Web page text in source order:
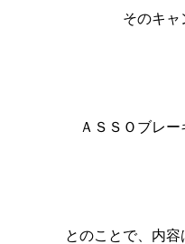
そのキャ
ＡＳＳＯブレー
とのことで、内